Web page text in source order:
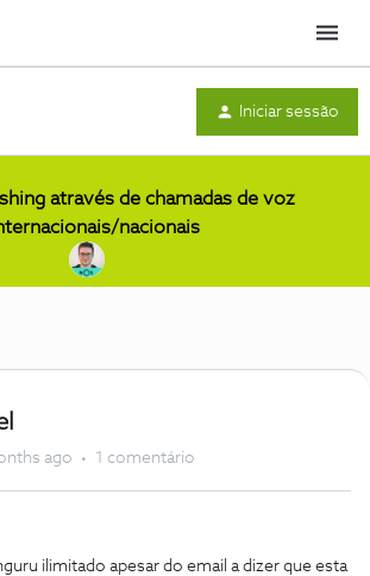
Menu
Iniciar sessão
através de chamadas de voz
nacionais
ago 1 comentário
ilimitado apesar do email a dizer que esta